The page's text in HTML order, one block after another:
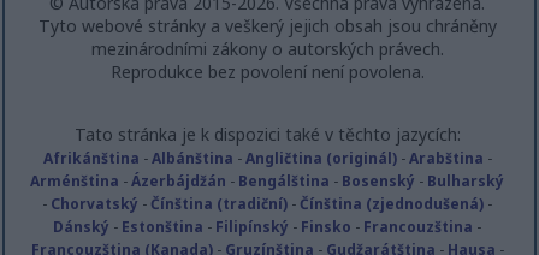
Tyto webové stránky a veškerý jejich obsah jsou chráněny
mezinárodními zákony o autorských právech.
Reprodukce bez povolení není povolena.
Tato stránka je k dispozici také v těchto jazycích:
Afrikánština -Albánština -Angličtina (originál)-Arabština -
Arménština -Ázerbájdžán - Bengálština - Bosenský - Bulharský
- Chorvatský - Čínština (tradiční) - Čínština (zjednodušená) -
Dánský - Estonština - Filipínský - Finsko - Francouzština -
Francouzština (Kanada)- Gruzínština - Gudžarátština - Hausa -